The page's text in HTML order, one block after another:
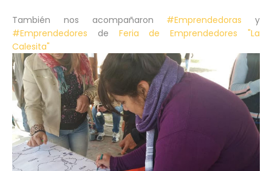
También nos acompañaron #Emprendedoras y
#Emprendedores de Feria de Emprendedores "La
Calesita"